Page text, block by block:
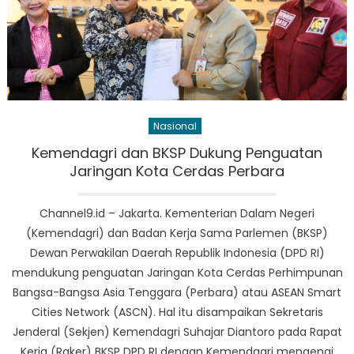
Nasional
Kemendagri dan BKSP Dukung Penguatan
Jaringan Kota Cerdas Perbara
Channel9.id – Jakarta. Kementerian Dalam Negeri
(Kemendagri) dan Badan Kerja Sama Parlemen (BKSP)
Dewan Perwakilan Daerah Republik Indonesia (DPD RI)
mendukung penguatan Jaringan Kota Cerdas Perhimpunan
Bangsa-Bangsa Asia Tenggara (Perbara) atau ASEAN Smart
Cities Network (ASCN). Hal itu disampaikan Sekretaris
Jenderal (Sekjen) Kemendagri Suhajar Diantoro pada Rapat